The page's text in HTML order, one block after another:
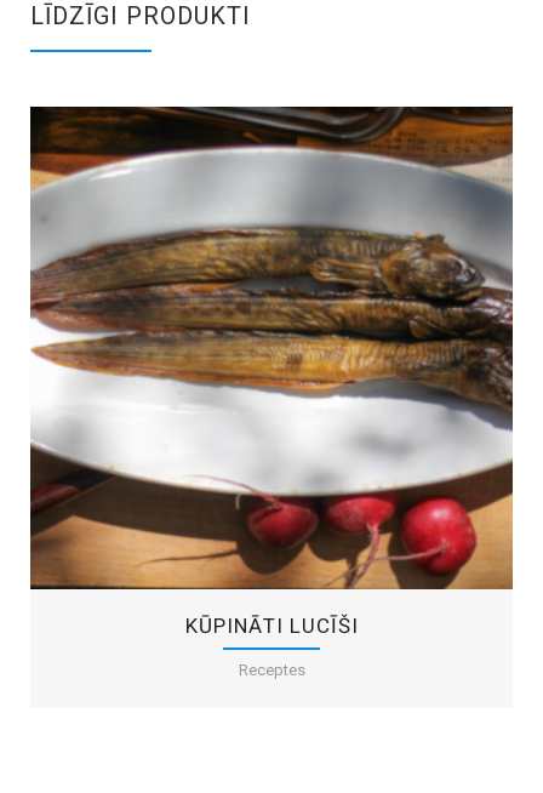
LĪDZĪGI PRODUKTI
KŪPINĀTI LUCĪŠI
Receptes